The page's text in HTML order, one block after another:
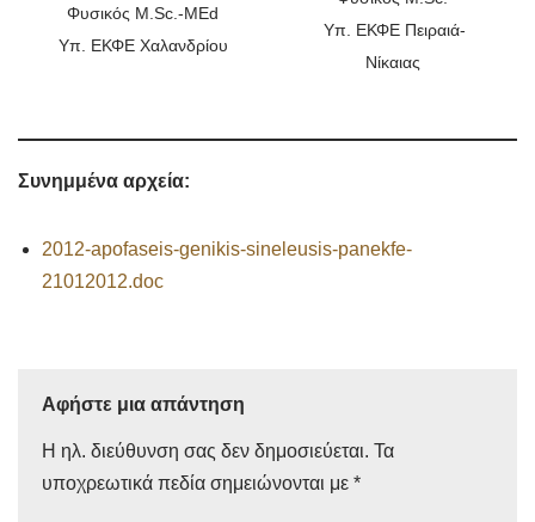
Φυσικός M.Sc.-MEd
Υπ. ΕΚΦΕ Χαλανδρίου
Υπ. ΕΚΦΕ Πειραιά-
Νίκαιας
Συνημμένα αρχεία:
2012-apofaseis-genikis-sineleusis-panekfe-
21012012.doc
Αφήστε μια απάντηση
Η ηλ. διεύθυνση σας δεν δημοσιεύεται. Τα
υποχρεωτικά πεδία σημειώνονται με *